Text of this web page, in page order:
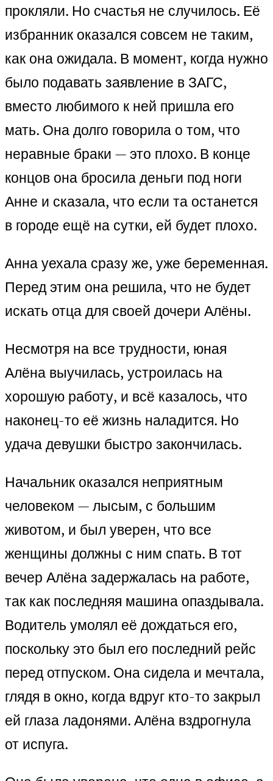
прокляли. Но счастья не случилось. Её
избранник оказался совсем не таким,
как она ожидала. В момент, когда нужно
было подавать заявление в ЗАГС,
вместо любимого к ней пришла его
мать. Она долго говорила о том, что
неравные браки — это плохо. В конце
концов она бросила деньги под ноги
Анне и сказала, что если та останется
в городе ещё на сутки, ей будет плохо.
Анна уехала сразу же, уже беременная.
Перед этим она решила, что не будет
искать отца для своей дочери Алёны.
Несмотря на все трудности, юная
Алёна выучилась, устроилась на
хорошую работу, и всё казалось, что
наконец-то её жизнь наладится. Но
удача девушки быстро закончилась.
Начальник оказался неприятным
человеком — лысым, с большим
животом, и был уверен, что все
женщины должны с ним спать. В тот
вечер Алёна задержалась на работе,
так как последняя машина опаздывала.
Водитель умолял её дождаться его,
поскольку это был его последний рейс
перед отпуском. Она сидела и мечтала,
глядя в окно, когда вдруг кто-то закрыл
ей глаза ладонями. Алёна вздрогнула
от испуга.